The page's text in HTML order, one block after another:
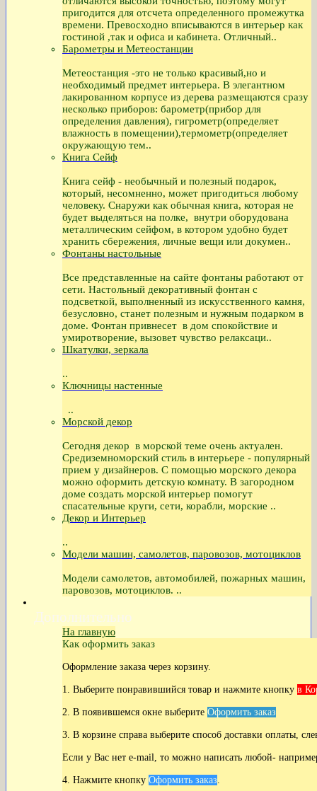
пригодится для отсчета определенного промежутка
времени. Превосходно вписываются в интерьер как
гостиной ,так и офиса и кабинета. Отличный..
Барометры и Метеостанции
Метеостанция -это не только красивый,но и
необходимый предмет интерьера. В элегантном
лакированном корпусе из дерева размещаются сразу
несколько приборов: барометр(прибор для
определения давления), гигрометр(определяет
влажность в помещении),термометр(определяет
окружающую тем..
Книга Сейф
Книга сейф - необычный и полезный подарок,
который, несомненно, может пригодиться любому
человеку. Снаружи как обычная книга, которая не
будет выделяться на полке, внутри оборудована
металлическим сейфом, в котором удобно будет
хранить сбережения, личные вещи или докумен..
Фонтаны настольные
Все представленные на сайте фонтаны работают от
сети. Настольный декоративный фонтан с
подсветкой, выполненный из искусственного камня,
безусловно, станет полезным и нужным подарком в
доме. Фонтан привнесет в дом спокойствие и
умиротворение, вызовет чувство релаксаци..
Шкатулки, зеркала
..
Ключницы настенные
..
Морской декор
Сегодня декор в морской теме очень актуален.
Средиземноморский стиль в интерьере - популярный
прием у дизайнеров. С помощью морского декора
можно оформить детскую комнату. В загородном
доме создать морской интерьер помогут
спасательные круги, сети, корабли, морские ..
Декор и Интерьер
..
Модели машин, самолетов, паровозов, мотоциклов
Модели самолетов, автомобилей, пожарных машин,
паровозов, мотоциклов. ..
Дополнительно
На главную
Как оформить заказ
Оформление заказа через корзину.
1. Выберите понравившийся товар и нажмите кнопку в
2. В появившемся окне выберите Оформить заказ
3. В корзине справа выберите способ доставки оплаты,
Если у Вас нет e-mail, то можно написать любой-
4. Нажмите кнопку Оформить заказ.